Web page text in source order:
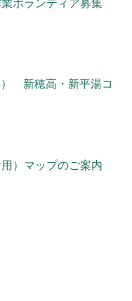
ボランティア募集
新穂高・新平湯コ
用）マップのご案内